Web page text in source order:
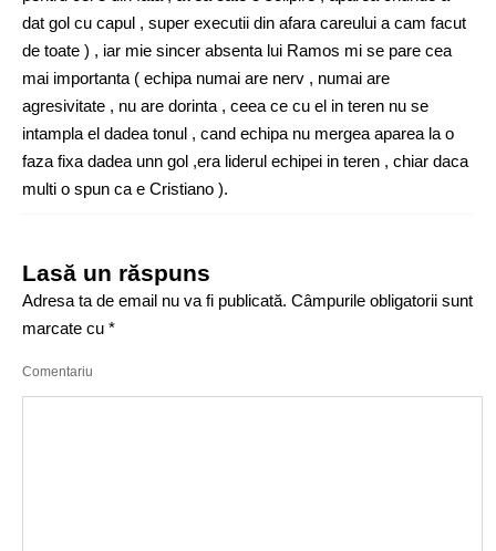
dat gol cu capul , super executii din afara careului a cam facut
de toate ) , iar mie sincer absenta lui Ramos mi se pare cea
mai importanta ( echipa numai are nerv , numai are
agresivitate , nu are dorinta , ceea ce cu el in teren nu se
intampla el dadea tonul , cand echipa nu mergea aparea la o
faza fixa dadea unn gol ,era liderul echipei in teren , chiar daca
multi o spun ca e Cristiano ).
Lasă un răspuns
Adresa ta de email nu va fi publicată. Câmpurile obligatorii sunt
marcate cu *
Comentariu